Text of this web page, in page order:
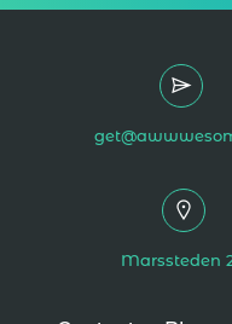
Marssteden